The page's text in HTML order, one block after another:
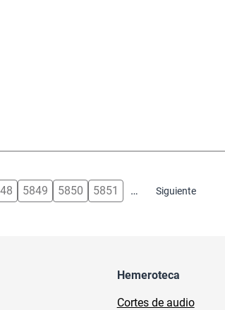
5849 5850 5851 … Siguiente
Siguiente página
Hemeroteca
Cortes de audio